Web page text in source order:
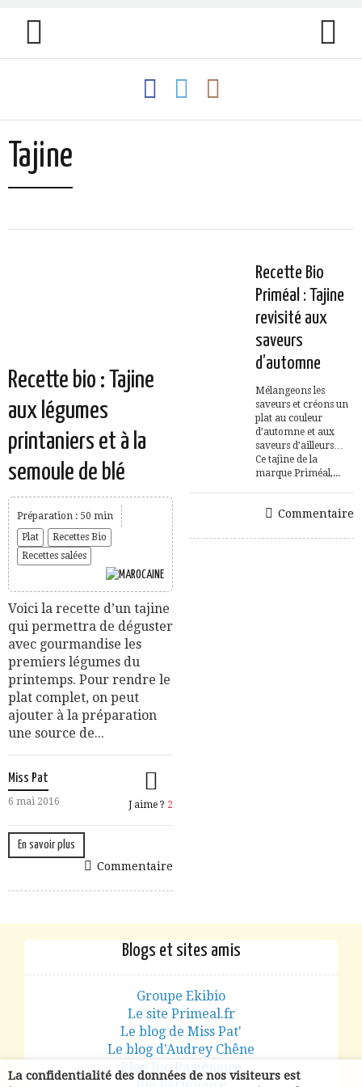
Tajine
Recette bio : Tajine
aux légumes
printaniers et à la
semoule de blé
Préparation : 50 min
Plat
Recettes Bio
Recettes salées
Voici la recette d’un tajine
qui permettra de déguster
avec gourmandise les
premiers légumes du
printemps. Pour rendre le
plat complet, on peut
ajouter à la préparation
une source de...
Miss Pat
6 mai 2016 J aime ? 2
En savoir plus
Commentaire
Recette Bio
Priméal : Tajine
revisité aux
saveurs
d’automne
Mélangeons les
saveurs et créons un
plat au couleur
d’automne et aux
saveurs d’ailleurs…
Ce tajine de la
marque Priméal,...
Commentaire
Blogs et sites amis
Groupe Ekibio
Le site Primeal.fr
Le blog de Miss Pat'
Le blog d'Audrey Chêne
Blog Bio Partenaire
La confidentialité des données de nos visiteurs est